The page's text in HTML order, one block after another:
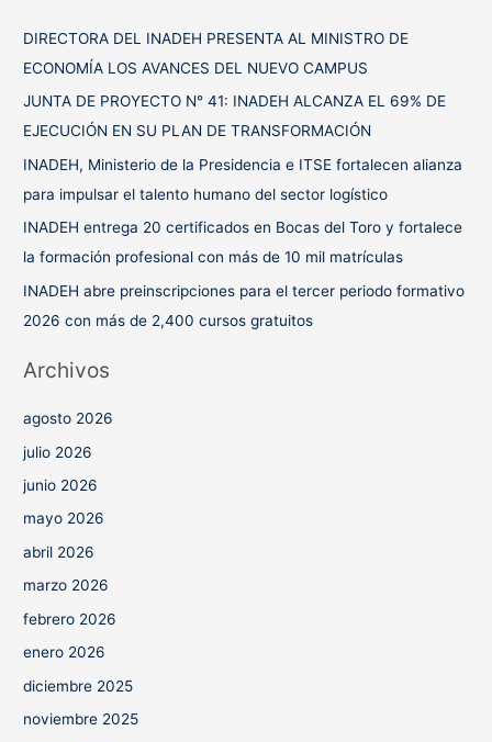
:
DIRECTORA DEL INADEH PRESENTA AL MINISTRO DE
ECONOMÍA LOS AVANCES DEL NUEVO CAMPUS
JUNTA DE PROYECTO N° 41: INADEH ALCANZA EL 69% DE
EJECUCIÓN EN SU PLAN DE TRANSFORMACIÓN
INADEH, Ministerio de la Presidencia e ITSE fortalecen alianza
para impulsar el talento humano del sector logístico
INADEH entrega 20 certificados en Bocas del Toro y fortalece
la formación profesional con más de 10 mil matrículas
INADEH abre preinscripciones para el tercer periodo formativo
2026 con más de 2,400 cursos gratuitos
Archivos
agosto 2026
julio 2026
junio 2026
mayo 2026
abril 2026
marzo 2026
febrero 2026
enero 2026
diciembre 2025
noviembre 2025